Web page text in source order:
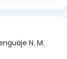
N. M.